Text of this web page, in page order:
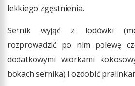
lekkiego zgęstnienia.
Sernik wyjąć z lodówki
rozprowadzić po nim polewę
dodatkowymi wiórkami
bokach sernika) i ozdobić